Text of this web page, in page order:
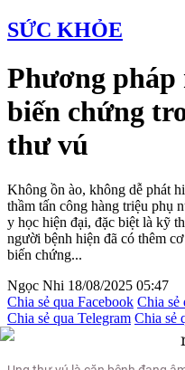
SỨC KHỎE
Phương
biến chứng
thư vú
Không ồn ào, không dễ phát
thầm tấn công hàng triệu phụ
y học hiện đại, đặc biệt là kỹ
người bệnh hiện đã có thêm
biến chứng...
Ngọc Nhi 18/08/2025 05:47
Chia sẻ qua Facebook Chia sẻ
Chia sẻ qua Telegram Chia sẻ